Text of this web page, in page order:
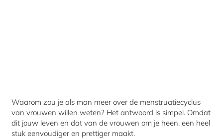
Waarom zou je als man meer over de menstruatiecyclus
van vrouwen willen weten? Het antwoord is simpel. Omdat
dit jouw leven en dat van de vrouwen om je heen, een heel
stuk eenvoudiger en prettiger maakt.